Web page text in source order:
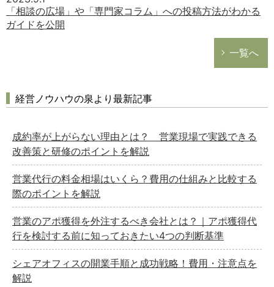
「相談の広場」や「専門家コラム」への投稿方法がわかる
ガイドを公開
一覧へ
経営ノウハウの泉より最新記事
成約率が上がらない理由とは？ 営業現場で実践できる
改善策と研修のポイントを解説
営業代行の料金相場はいくら？費用の仕組みと比較する
際のポイントを解説
営業のアポ獲得を外注するべき会社とは？｜アポ獲得代
行を検討する前に知っておきたい4つの判断基準
シェアオフィスの開業手順と成功戦略！費用・注意点を
解説